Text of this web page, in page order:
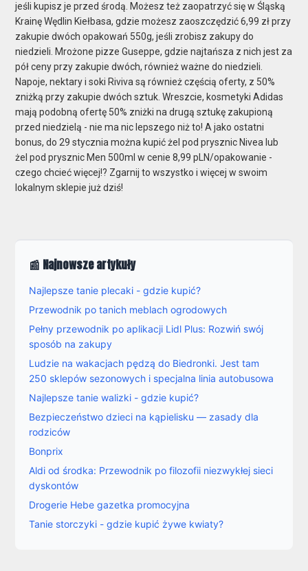
jeśli kupisz je przed środą. Możesz też zaopatrzyć się w Śląską
Krainę Wędlin Kiełbasa, gdzie możesz zaoszczędzić 6,99 zł przy
zakupie dwóch opakowań 550g, jeśli zrobisz zakupy do
niedzieli. Mrożone pizze Guseppe, gdzie najtańsza z nich jest za
pół ceny przy zakupie dwóch, również ważne do niedzieli.
Napoje, nektary i soki Riviva są również częścią oferty, z 50%
zniżką przy zakupie dwóch sztuk. Wreszcie, kosmetyki Adidas
mają podobną ofertę 50% zniżki na drugą sztukę zakupioną
przed niedzielą - nie ma nic lepszego niż to! A jako ostatni
bonus, do 29 stycznia można kupić żel pod prysznic Nivea lub
żel pod prysznic Men 500ml w cenie 8,99 pLN/opakowanie -
czego chcieć więcej!? Zgarnij to wszystko i więcej w swoim
lokalnym sklepie już dziś!
📰 Najnowsze artykuły
Najlepsze tanie plecaki - gdzie kupić?
Przewodnik po tanich meblach ogrodowych
Pełny przewodnik po aplikacji Lidl Plus: Rozwiń swój
sposób na zakupy
Ludzie na wakacjach pędzą do Biedronki. Jest tam
250 sklepów sezonowych i specjalna linia autobusowa
Najlepsze tanie walizki - gdzie kupić?
Bezpieczeństwo dzieci na kąpielisku — zasady dla
rodziców
Bonprix
Aldi od środka: Przewodnik po filozofii niezwykłej sieci
dyskontów
Drogerie Hebe gazetka promocyjna
Tanie storczyki - gdzie kupić żywe kwiaty?